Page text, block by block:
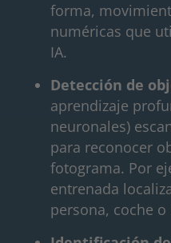
forma,
numéricas que
IA.
Detección de
aprendizaje
neuronales)
para reconocer
fotograma. Por
entrenada
persona, coche